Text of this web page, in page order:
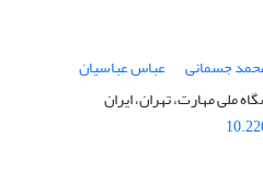
جسمانی
عباس عباسیان
ملی مهارت، تهران، ایران